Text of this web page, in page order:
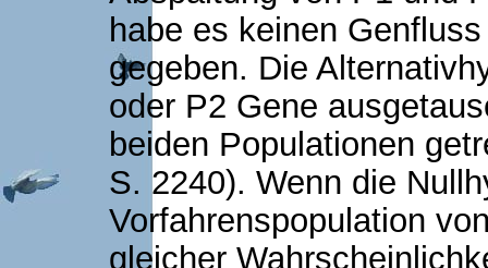
habe es keinen
gegeben. Die
oder P2 Gene
beiden Populationen
S. 2240). Wenn die
Vorfahrenspopulation
gleicher